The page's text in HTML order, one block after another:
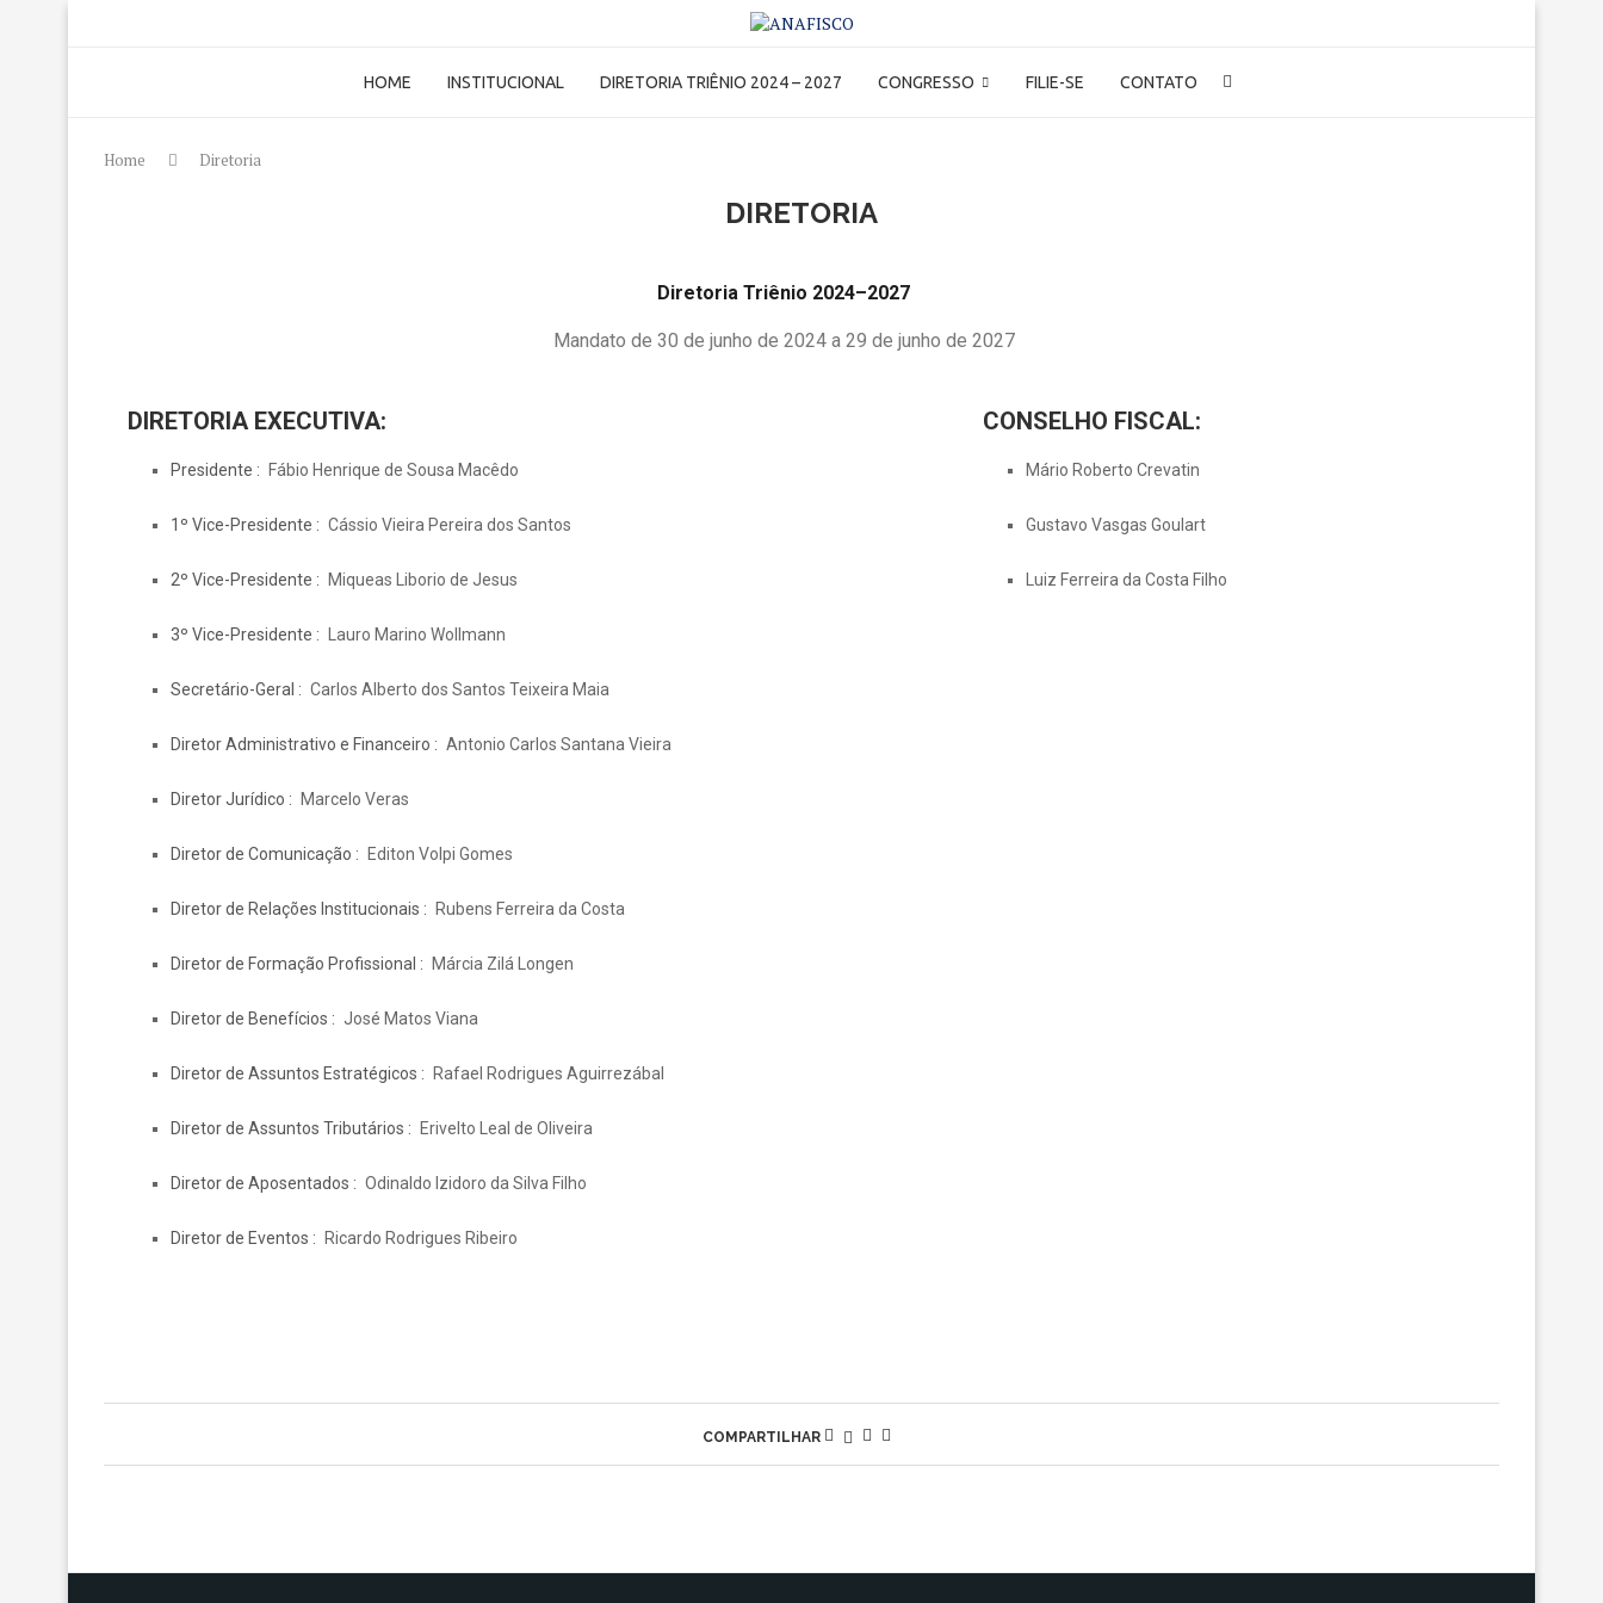
HOME INSTITUCIONAL DIRETORIA TRIÊNIO 2024 – 2027 CONGRESSO FILIE-SE CONTATO
Home Diretoria
DIRETORIA
Diretoria Triênio 2024–2027
Mandato de 30 de junho de 2024 a 29 de junho de 2027
DIRETORIA EXECUTIVA:
Presidente Fábio Henrique de Sousa Macêdo
1º Vice-Presidente Cássio Vieira Pereira dos Santos
2º Vice-Presidente Miqueas Liborio de Jesus
3º Vice-Presidente Lauro Marino Wollmann
Secretário-Geral Carlos Alberto dos Santos Teixeira Maia
Diretor Administrativo e Financeiro Antonio Carlos Santana Vieira
Diretor Jurídico Marcelo Veras
Diretor de Comunicação Editon Volpi Gomes
Diretor de Relações Institucionais Rubens Ferreira da Costa
Diretor de Formação Profissional Márcia Zilá Longen
Diretor de Benefícios José Matos Viana
Diretor de Assuntos Estratégicos Rafael Rodrigues Aguirrezábal
Diretor de Assuntos Tributários Erivelto Leal de Oliveira
Diretor de Aposentados Odinaldo Izidoro da Silva Filho
Diretor de Eventos Ricardo Rodrigues Ribeiro
CONSELHO FISCAL:
Conselheiro
Mário Roberto Crevatin
Conselheiro
Gustavo Vasgas Goulart
Conselheiro
Luiz Ferreira da Costa Filho
COMPARTILHAR